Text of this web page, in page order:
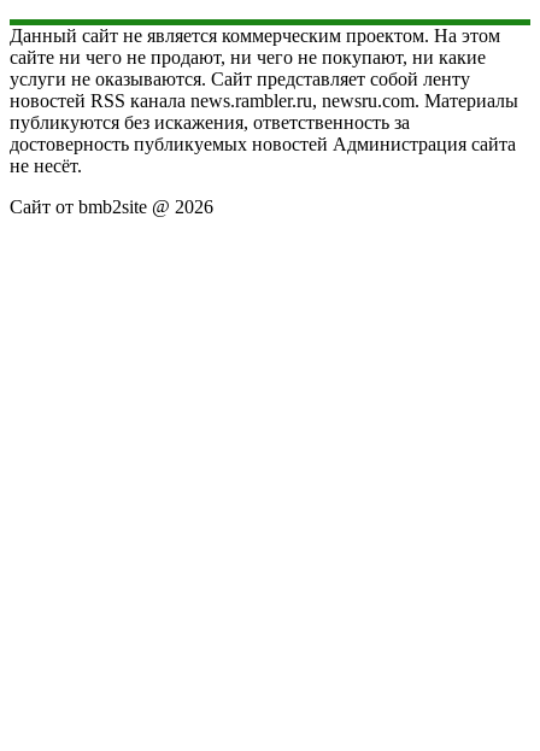
Данный сайт не является коммерческим проектом. На этом
сайте ни чего не продают, ни чего не покупают, ни какие
услуги не оказываются. Сайт представляет собой ленту
новостей RSS канала news.rambler.ru, newsru.com. Материалы
публикуются без искажения, ответственность за
достоверность публикуемых новостей Администрация сайта
не несёт.
Сайт от bmb2site @ 2026